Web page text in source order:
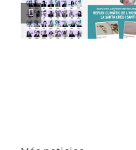
d’Escriptores
i
Climático
de